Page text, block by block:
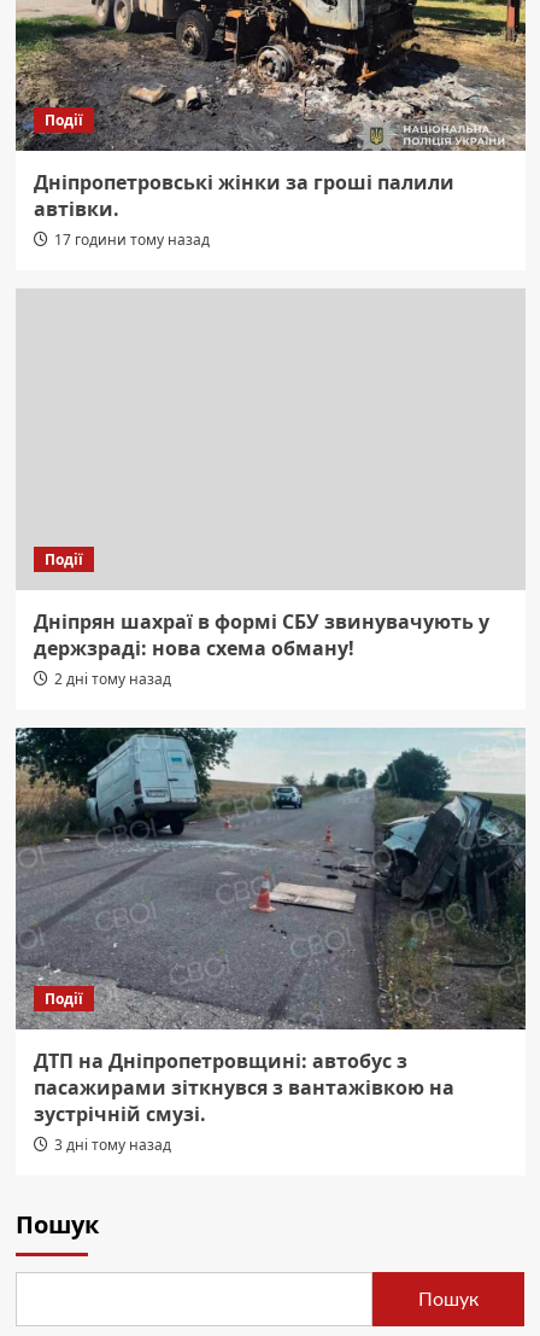
Події
Дніпропетровські жінки за гроші палили
автівки.
17 години тому назад
Події
Дніпрян шахраї в формі СБУ звинувачують у
держзраді: нова схема обману!
2 дні тому назад
Події
ДТП на Дніпропетровщині: автобус з
пасажирами зіткнувся з вантажівкою на
зустрічній смузі.
3 дні тому назад
Пошук
Пошук